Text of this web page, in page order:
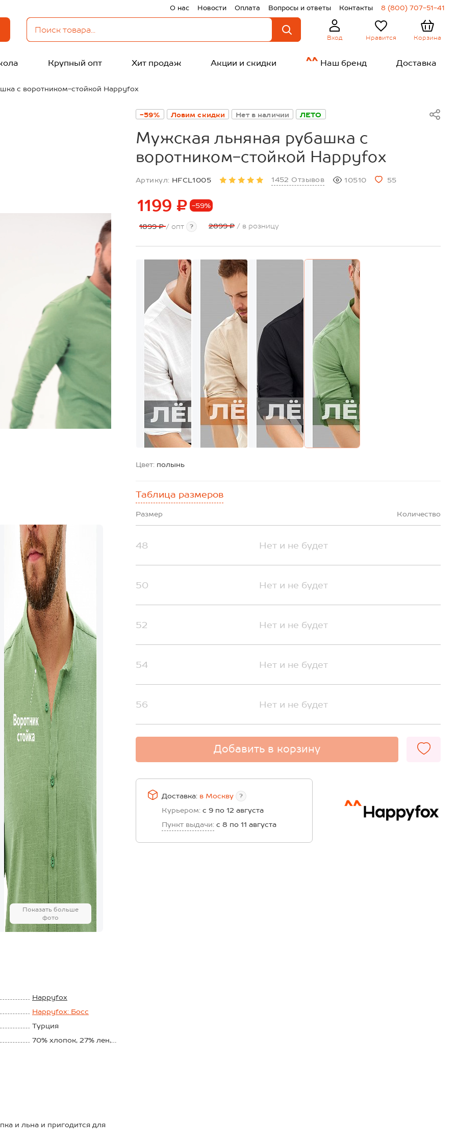
О нас Новости Оплата Вопросы и ответы Контакты 8 (800) 707-51-41
Вход Нравится Корзина
Крупный опт Хит продаж Акции и скидки Наш бренд Доставка
с воротником-стойкой Happyfox
Показать больше
фото
-59% Ловим скидки Нет в наличии ЛЕТО
Мужская льняная рубашка с
воротником-стойкой Happyfox
Артикул: HFCL1005 1452 Отзывов 10510 55
1199 ₽ -59%
1899 ₽/ опт ? 2899 ₽ / в розницу
Цвет: полынь
Таблица размеров
Размер Количество
48 Нет и не будет
50 Нет и не будет
52 Нет и не будет
54 Нет и не будет
56 Нет и не будет
Добавить в корзину
Доставка: в Москву ?
Курьером: с 9 по 12 августа
Пункт выдачи: с 8 по 11 августа
Happyfox
Happyfox: Босс
Турция
70% хлопок, 27% лен,
и льна и пригодится для